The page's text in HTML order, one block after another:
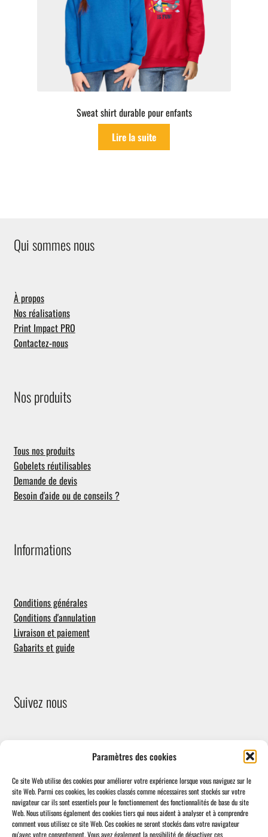
Paramètres des cookies
Ce site Web utilise des cookies pour améliorer votre expérience lorsque vous naviguez sur le
site Web.Parmi ces cookies, les cookies classés comme nécessaires sont stockés sur votre
navigateur car ils sont essentiels pour le fonctionnement des fonctionnalités de base du site
Web.Nous utilisons également des cookies tiers qui nous aident à analyser et à comprendre
comment vous utilisez ce site Web.Ces cookies ne seront stockés dans votre navigateur
qu'avec votre consentement.Vous avez également la possibilité de désactiver ces
Sweat shirt durable pour enfants
Lire la suite
Qui sommes nous
À propos
Nos réalisations
Print Impact PRO
Contactez-nous
Nos produits
Tous nos produits
Gobelets réutilisables
Demande de devis
Besoin d'aide ou de conseils ?
Informations
Conditions générales
Conditions d'annulation
Livraison et paiement
Gabarits et guide
Suivez nous
Facebook